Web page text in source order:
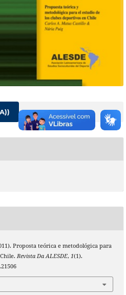
Proposta teórica e metodológica para
Revista Da ALESDE, 1(1).